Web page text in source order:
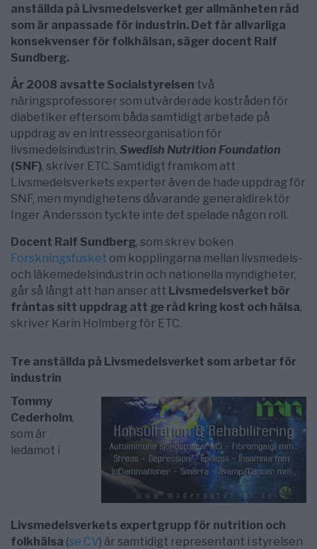
anställda på Livsmedelsverket ger allmänheten råd
som är anpassade för industrin. Det får allvarliga
konsekvenser för folkhälsan, säger docent Ralf
Sundberg.
År 2008 avsatte Socialstyrelsen två
näringsprofessorer som utvärderade kostråden för
diabetiker eftersom båda samtidigt arbetade på
uppdrag av en intresseorganisation för
livsmedelsindustrin, Swedish Nutrition Foundation
(SNF), skriver ETC. Samtidigt framkom att
Livsmedelsverkets experter även de hade uppdrag för
SNF, men myndighetens dåvarande generaldirektör
Inger Andersson tyckte inte det spelade någon roll.
Docent Ralf Sundberg, som skrev boken
Forskningsfusket om kopplingarna mellan livsmedels-
och läkemedelsindustrin och nationella myndigheter,
går så långt att han anser att Livsmedelsverket bör
fråntas sitt uppdrag att ge råd kring kost och hälsa,
skriver Karin Holmberg för ETC.
Tre anställda på Livsmedelsverket som arbetar för
industrin
Tommy
Cederholm,
som är
ledamot i
Livsmedelsverkets expertgrupp för nutrition och
folkhälsa (se CV) är samtidigt representant i styrelsen